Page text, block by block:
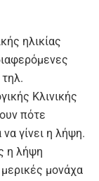
ηλικίας
Κλινικής
πότε
γίνει η λήψη.
η λήψη
μερικές μονάχα